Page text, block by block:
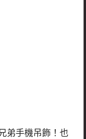
弟手機吊飾！也